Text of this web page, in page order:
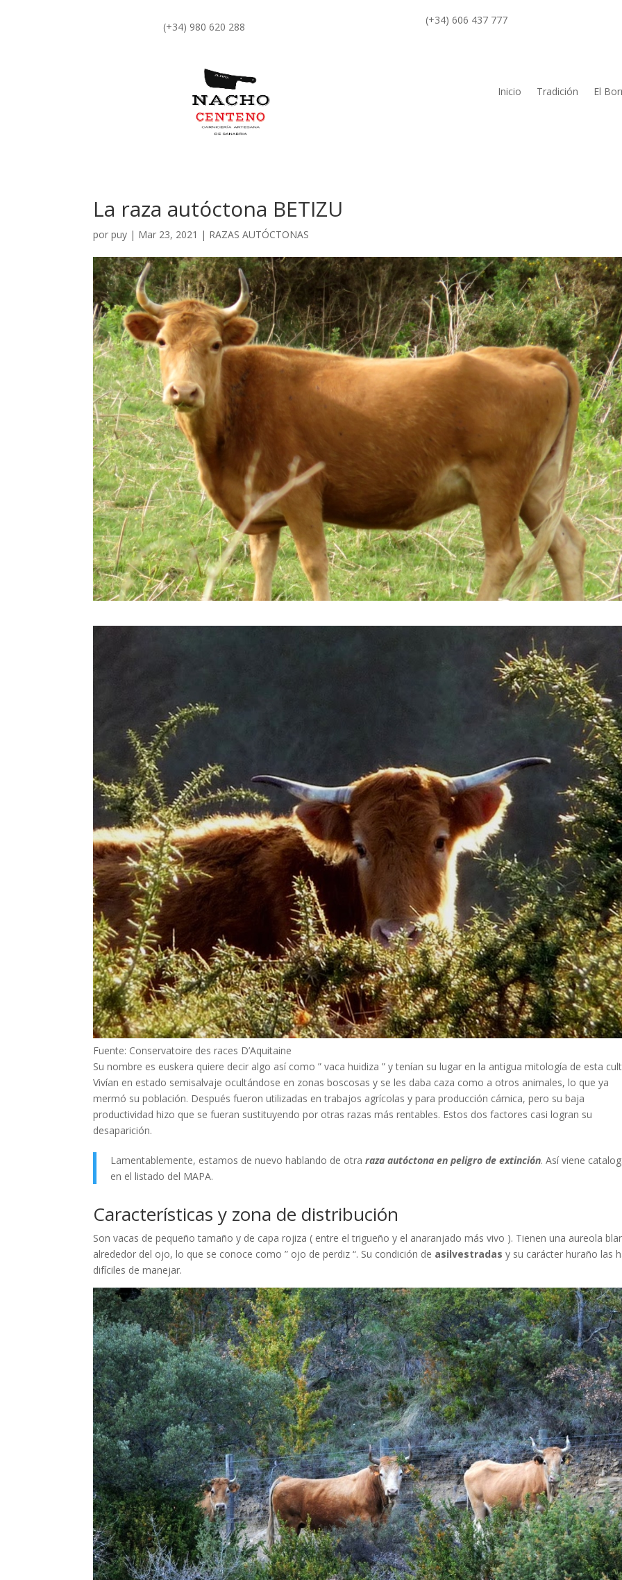
(+34) 980 620 288
(+34) 606 437 777
Inicio Tradición El
La raza autóctona BETIZU
porpuy | Mar 23, 2021 | RAZAS AUTÓCTONAS
Fuente: Conservatoire des races D’Aquitaine
Su nombre es euskera quiere decir algo así como ” vaca huidiza ” y tenían su lugar en la antigua mitología de esta
Vivían en estado semisalvaje ocultándose en zonas boscosas y se les daba caza como a otros animales, lo que ya
mermó su población. Después fueron utilizadas en trabajos agrícolas y para producción cárnica, pero su baja
productividad hizo que se fueran sustituyendo por otras razas más rentables. Estos dos factores casi logran su
desaparición.
Lamentablemente, estamos de nuevo hablando de otraraza autóctona en peligro de extinción. Así viene
en el listado del MAPA.
Características y zona de distribución
Son vacas de pequeño tamaño y de capa rojiza ( entre el trigueño y el anaranjado más vivo ). Tienen una aureola
alrededor del ojo, lo que se conoce como ” ojo de perdiz “. Su condición de asilvestradas y su carácter huraño las
difíciles de manejar.